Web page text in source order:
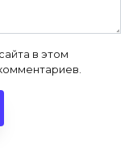
в этом